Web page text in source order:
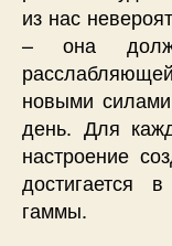
из нас
– она
новыми
день. Для
настроение
достигается
гаммы.